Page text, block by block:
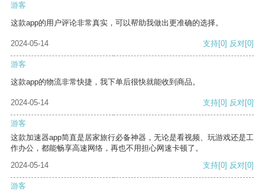
游客
这款app的用户评论非常真实，可以帮助我做出更准确的选择。
2024-05-14 支持[0] 反对[0]
游客
这款app的物流非常快捷，我下单后很快就能收到商品。
2024-05-14 支持[0] 反对[0]
游客
这款加速器app简直是居家旅行必备神器，无论是看视频、玩游戏还是工
作办公，都能畅享高速网络，再也不用担心网速卡顿了。
2024-05-14
支持[0] 反对[0]
游客